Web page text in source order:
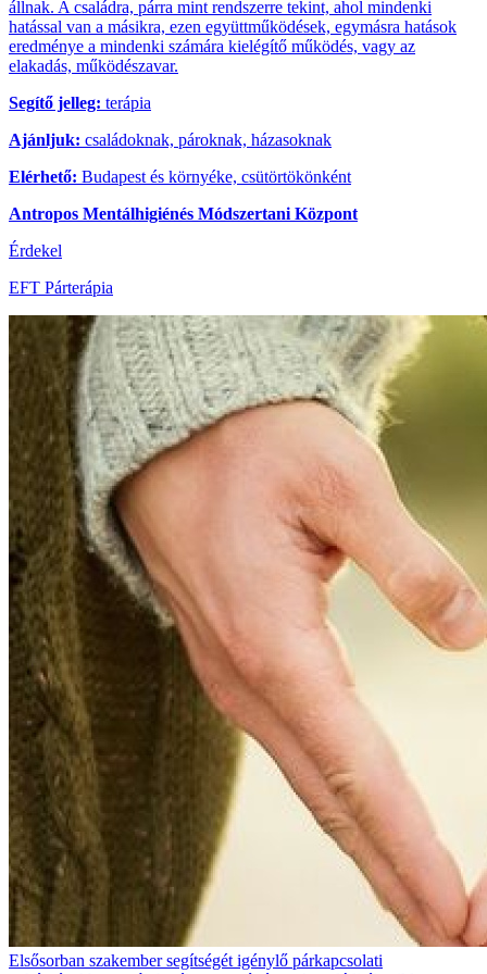
állnak. A családra, párra mint rendszerre tekint, ahol mindenki
hatással van a másikra, ezen együttműködések, egymásra hatások
eredménye a mindenki számára kielégítő működés, vagy az
elakadás, működészavar.
Segítő jelleg: terápia
Ajánljuk: családoknak, pároknak, házasoknak
Elérhető: Budapest és környéke, csütörtökönként
Antropos Mentálhigiénés Módszertani Központ
Érdekel
EFT Párterápia
Elsősorban szakember segítségét igénylő párkapcsolati